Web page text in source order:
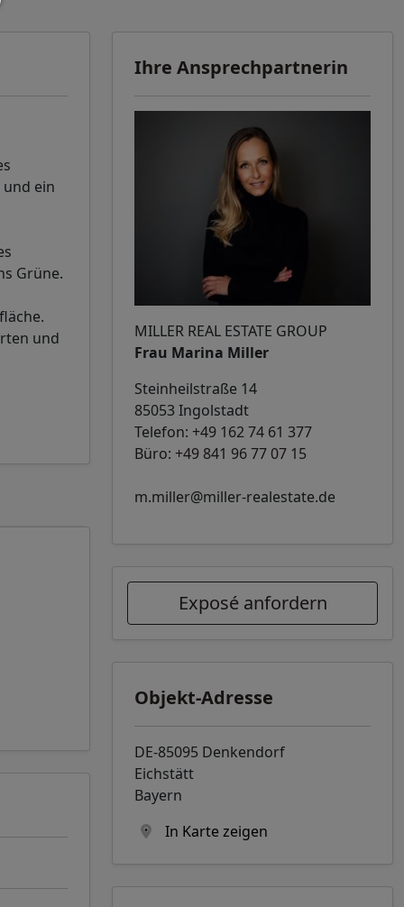
ein
Grüne.
und
Ihre Ansprechpartnerin
MILLER REAL ESTATE GROUP
Frau Marina Miller
Steinheilstraße 14
85053 Ingolstadt
Telefon: +49 162 74 61 377
Büro: +49 841 96 77 07 15
m.miller@miller-realestate.de
Exposé anfordern
Objekt-Adresse
DE-85095 Denkendorf
Eichstätt
Bayern
In Karte zeigen